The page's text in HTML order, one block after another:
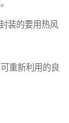
装的要用热风
重新利用的良